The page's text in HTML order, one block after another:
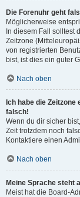
Die Forenuhr geht
Möglicherweise
In diesem Fall solltest
Zeitzone
von registrierten
bist, ist dies ein guter
Nach oben
Ich habe die
falsch!
Wenn du dir sicher
Zeit trotzdem noch
Kontaktiere einen
Nach oben
Meine Sprache steht
Meist hat die Board-